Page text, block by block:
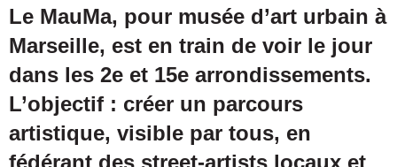
Le MauMa, pour musée d’art urbain à
Marseille, est en train de voir le jour
dans les 2e et 15e arrondissements.
L’objectif : créer un parcours
artistique, visible par tous, en
fédérant des street-artists locaux et